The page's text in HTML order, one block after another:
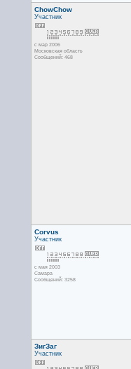
ChowChow
Участник
с мар 2006
Московская область
Сообщений: 468
Corvus
Участник
с мая 2003
Самара
Сообщений: 3258
ЗигЗаг
Участник